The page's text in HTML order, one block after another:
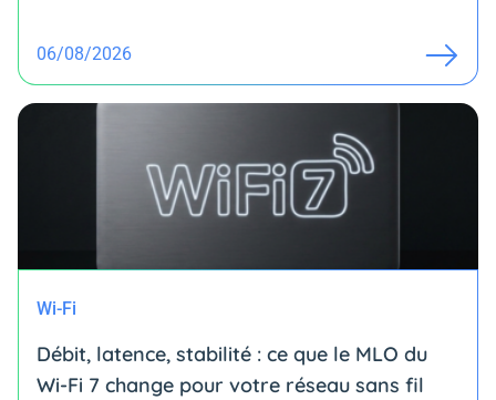
06/08/2026
Wi-Fi
Débit, latence, stabilité : ce que le MLO du
Wi-Fi 7 change pour votre réseau sans fil